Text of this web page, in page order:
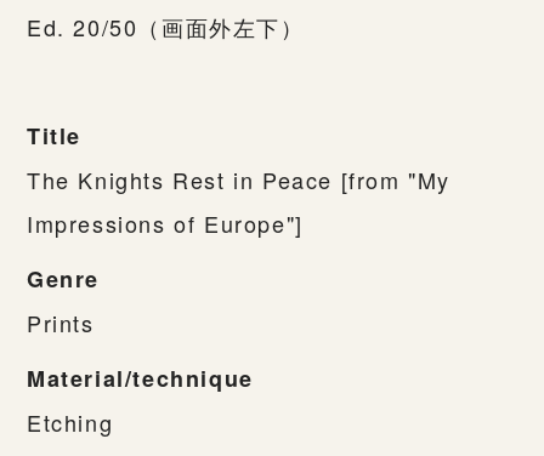
Ed. 20/50（画面外左下）
Title
The Knights Rest in Peace [from "My
Impressions of Europe"]
Genre
Prints
Material/technique
Etching